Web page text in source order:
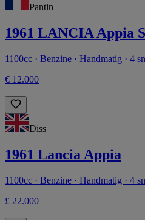
Pantin
1961 LANCIA Appia
1100cc · Benzine · Handmatig · 4
€ 12.000
Diss
1961 Lancia Appia
1100cc · Benzine · Handmatig · 4
£ 22.000